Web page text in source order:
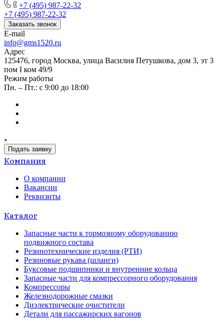
+7 (495) 987-22-32
+7 (495) 987-22-32
Заказать звонок
E-mail
info@gms1520.ru
Адрес
125476, город Москва, улица Василия Петушкова, дом 3, эт 3
пом I ком 49/9
Режим работы
Пн. – Пт.: с 9:00 до 18:00
Подать заявку
Компания
О компании
Вакансии
Реквизиты
Каталог
Запасные части к тормозному оборудованию
подвижного состава
Резинотехнические изделия (РТИ)
Резиновые рукава (шланги)
Буксовые подшипники и внутренние кольца
Запасные части для компрессорного оборудования
Компрессоры
Железнодорожные смазки
Диэлектрические очистители
Детали для пассажирских вагонов